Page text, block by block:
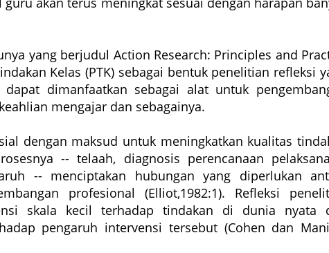
yang berjudul Action Research: Principles and
Kelas (PTK) sebagai bentuk penelitian refleksi
dimanfaatkan sebagai alat untuk
mengajar dan sebagainya.
dengan maksud untuk meningkatkan kualitas
-- telaah, diagnosis perencanaan
-- menciptakan hubungan yang diperlukan
profesional (Elliot,1982:1). Refleksi
skala kecil terhadap tindakan di dunia nyata
pengaruh intervensi tersebut (Cohen dan